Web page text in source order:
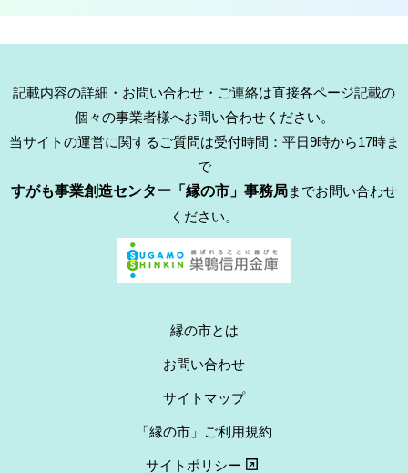
記載内容の詳細・お問い合わせ・ご連絡は直接各ページ記載の
個々の事業者様へお問い合わせください。
当サイトの運営に関するご質問は受付時間：平日9時から17時ま
で
すがも事業創造センター「縁の市」事務局までお問い合わせ
ください。
縁の市とは
お問い合わせ
サイトマップ
「縁の市」ご利用規約
サイトポリシー